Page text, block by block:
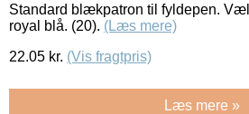
Standard blækpatron til fyldepen.
royal blå. (20). (Læs mere)
22.05 kr. (Vis fragtpris)
Læs mere »